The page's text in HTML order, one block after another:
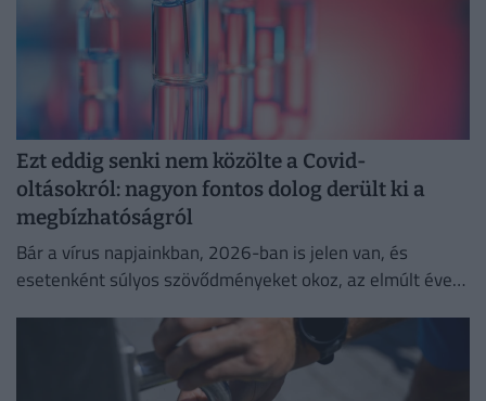
Ezt eddig senki nem közölte a Covid-
oltásokról: nagyon fontos dolog derült ki a
megbízhatóságról
Bár a vírus napjainkban, 2026-ban is jelen van, és
esetenként súlyos szövődményeket okoz, az elmúlt évek
biztonságosságát.